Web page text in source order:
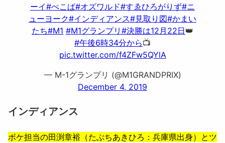
ーイ#ぺこぱ#オズワルド#すゑひろがりず#ニ
ューヨーク#インディアンス#見取り図#かまい
たち#M1 #M1グランプリ #決勝は12月22日👑
#午後6時34分から📺
pic.twitter.com/f4ZFw5QYlA
— M-1グランプリ (@M1GRANDPRIX)
December 4, 2019
インディアンス
ボケ担当の田渕章裕 （たぶちあきひろ：兵庫県出身）とツ